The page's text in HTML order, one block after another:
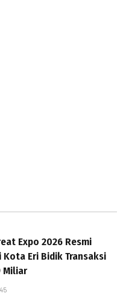
Expo 2026 Resmi
Kota Eri Bidik Transaksi
Miliar